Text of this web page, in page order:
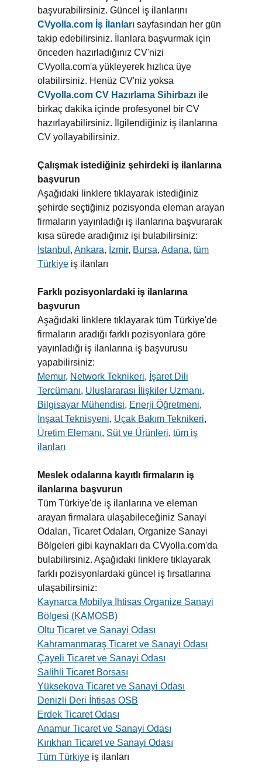
başvurabilirsiniz. Güncel iş ilanlarını
CVyolla.com İş İlanları sayfasından her gün
takip edebilirsiniz. İlanlara başvurmak için
önceden hazırladığınız CV'nizi
CVyolla.com'a yükleyerek hızlıca üye
olabilirsiniz. Henüz CV'niz yoksa
CVyolla.com CV Hazırlama Sihirbazı ile
birkaç dakika içinde profesyonel bir CV
hazırlayabilirsiniz. İlgilendiğiniz iş ilanlarına
CV yollayabilirsiniz.
Çalışmak istediğiniz şehirdeki iş ilanlarına
başvurun
Aşağıdaki linklere tıklayarak istediğiniz
şehirde seçtiğiniz pozisyonda eleman arayan
firmaların yayınladığı iş ilanlarına başvurarak
kısa sürede aradığınız işi bulabilirsiniz:
İstanbul , Ankara, İzmir, Bursa, Adana, tüm
Türkiye iş ilanları
Farklı pozisyonlardaki iş ilanlarına
başvurun
Aşağıdaki linklere tıklayarak tüm Türkiye'de
firmaların aradığı farklı pozisyonlara göre
yayınladığı iş ilanlarına iş başvurusu
yapabilirsiniz:
Memur, Network Teknikeri, İşaret Dili
Tercümanı, Uluslararası İlişkiler Uzmanı,
Bilgisayar Mühendisi, Enerji Öğretmeni,
İnşaat Teknisyeni, Uçak Bakım Teknikeri,
Üretim Elemanı, Süt ve Ürünleri, tüm iş
ilanları
Meslek odalarına kayıtlı firmaların iş
ilanlarına başvurun
Tüm Türkiye'de iş ilanlarına ve eleman
arayan firmalara ulaşabileceğiniz Sanayi
Odaları, Ticaret Odaları, Organize Sanayi
Bölgeleri gibi kaynakları da CVyolla.com'da
bulabilirsiniz. Aşağıdaki linklere tıklayarak
farklı pozisyonlardaki güncel iş fırsatlarına
ulaşabilirsiniz:
Kaynarca Mobilya İhtisas Organize Sanayi
Bölgesi (KAMOSB)
Oltu Ticaret ve Sanayi Odası
Kahramanmaraş Ticaret ve Sanayi Odası
Çayeli Ticaret ve Sanayi Odası
Salihli Ticaret Borsası
Yüksekova Ticaret ve Sanayi Odası
Denizli Deri İhtisas OSB
Erdek Ticaret Odası
Anamur Ticaret ve Sanayi Odası
Kırıkhan Ticaret ve Sanayi Odası
Tüm Türkiye iş ilanları